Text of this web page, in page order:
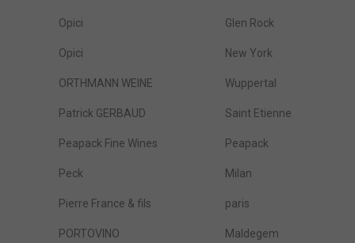
Opici Glen Rock
Opici New York
ORTHMANN WEINE Wuppertal
Patrick GERBAUD Saint Etienne
Peapack Fine Wines Peapack
Peck Milan
Pierre France & fils paris
PORTOVINO Maldegem